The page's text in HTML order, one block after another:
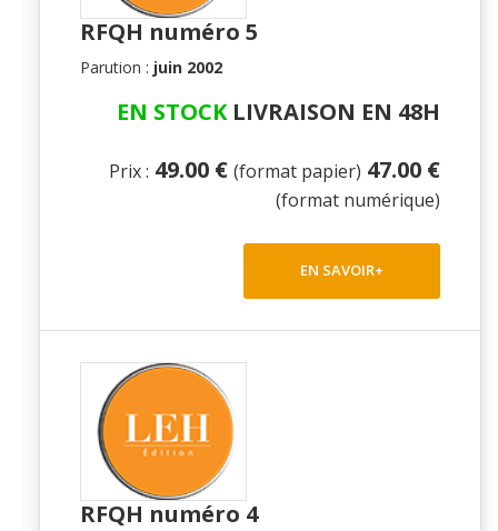
RFQH numéro 5
Parution : juin 2002
EN STOCKLIVRAISON EN 48H
Prix : 49.00 € (format papier) 47.00 €
(format numérique)
EN SAVOIR+
RFQH numéro 4